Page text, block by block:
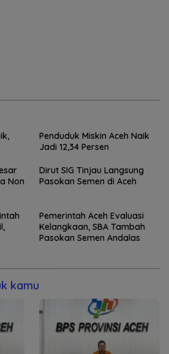
Penduduk Miskin Aceh Naik
Jadi 12,34 Persen
Non
Dirut SIG Tinjau Langsung
Pasokan Semen di Aceh
Pemerintah Aceh Evaluasi
Kelangkaan, SBA Tambah
Pasokan Semen Andalas
kamu